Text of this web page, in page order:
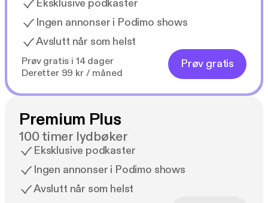
Eksklusive podkaster
Ingen annonser i Podimo shows
Avslutt når som helst
Prøv gratis i 14 dager
Deretter 99 kr / måned
Prøv gratis
Premium Plus
100 timer lydbøker
Eksklusive podkaster
Ingen annonser i Podimo shows
Avslutt når som helst